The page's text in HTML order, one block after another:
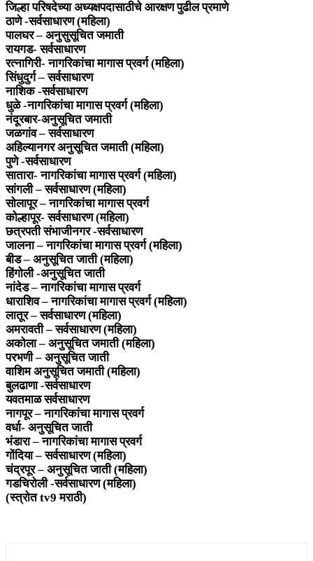
जिल्हा परिषदेच्या अध्यक्षपदासाठीचे आरक्षण पुढील प्रमाणे
ठाणे -सर्वसाधारण (महिला)
पालघर – अनुसुसूचित जमाती
रायगड- सर्वसाधारण
रत्नागिरी- नागरिकांचा मागास प्रवर्ग (महिला)
सिंधुदुर्ग – सर्वसाधारण
नाशिक -सर्वसाधारण
धुळे -नागरिकांचा मागास प्रवर्ग (महिला)
नंदूरबार-अनुसूचित जमाती
जळगांव – सर्वसाधारण
अहिल्यानगर अनुसूचित जमाती (महिला)
पुणे -सर्वसाधारण
सातारा- नागरिकांचा मागास प्रवर्ग (महिला)
सांगली – सर्वसाधारण (महिला)
सोलापूर – नागरिकांचा मागास प्रवर्ग
कोल्हापूर- सर्वसाधारण (महिला)
छत्रपती संभाजीनगर -सर्वसाधारण
जालना – नागरिकांचा मागास प्रवर्ग (महिला)
बीड – अनुसूचित जाती (महिला)
हिंगोली -अनुसूचित जाती
नांदेड – नागरिकांचा मागास प्रवर्ग
धाराशिव – नागरिकांचा मागास प्रवर्ग (महिला)
लातूर – सर्वसाधारण (महिला)
अमरावती – सर्वसाधारण (महिला)
अकोला – अनुसूचित जमाती (महिला)
परभणी – अनुसूचित जाती
वाशिम अनुसूचित जमाती (महिला)
बुलढाणा -सर्वसाधारण
यवतमाळ सर्वसाधारण
नागपूर – नागरिकांचा मागास प्रवर्ग
वर्धा- अनुसूचित जाती
भंडारा – नागरिकांचा मागास प्रवर्ग
गोंदिया – सर्वसाधारण (महिला)
चंद्रपूर – अनुसूचित जाती (महिला)
गडचिरोली -सर्वसाधारण (महिला)
(स्त्रोत tv9 मराठी)